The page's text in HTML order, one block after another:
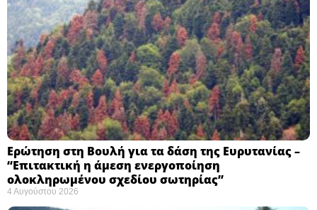
Ερώτηση στη Βουλή για τα δάση της Ευρυτανίας –
“Eπιτακτική η άμεση ενεργοποίηση
ολοκληρωμένου σχεδίου σωτηρίας”
4 Αυγούστου 2026